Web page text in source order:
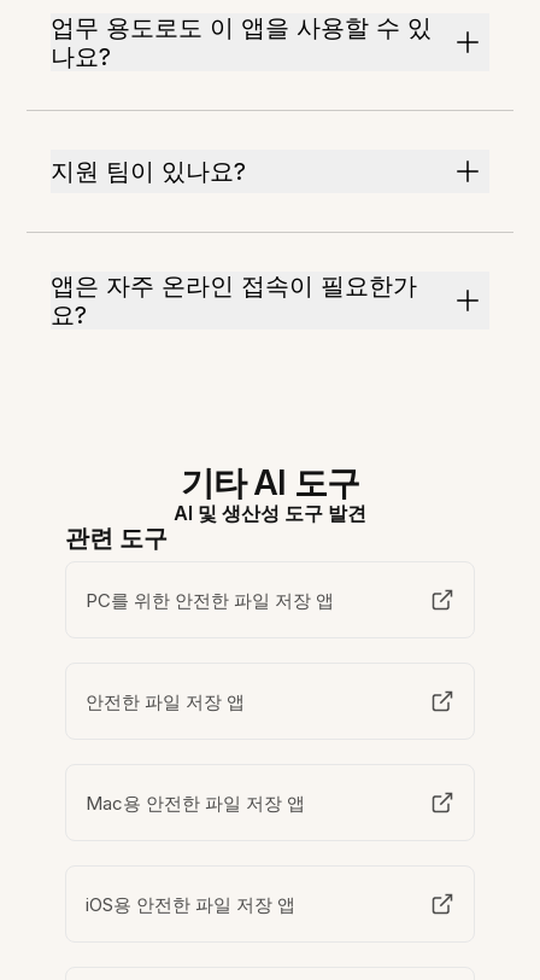
업무 용도로도 이 앱을 사용할 수 있
나요?
지원 팀이 있나요?
앱은 자주 온라인 접속이 필요한가
요?
기타 AI 도구
AI 및 생산성 도구 발견
관련 도구
PC를 위한 안전한 파일 저장 앱
안전한 파일 저장 앱
Mac용 안전한 파일 저장 앱
iOS용 안전한 파일 저장 앱